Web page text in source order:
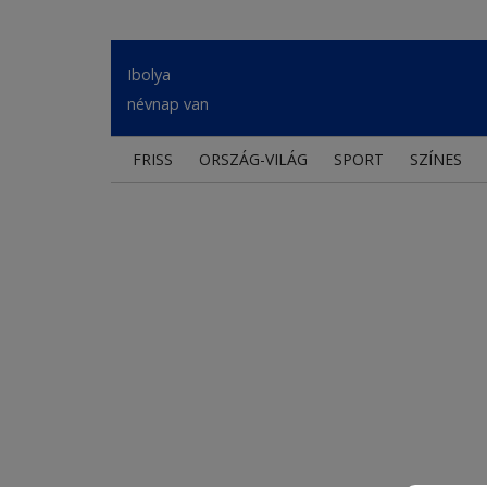
Ibolya
névnap van
FRISS ORSZÁG-VILÁG SPORT SZÍNES